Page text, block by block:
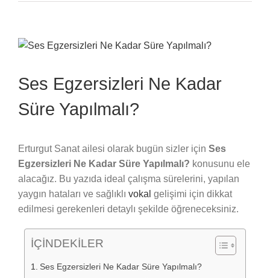
View
Ses Egzersizleri Ne Kadar
Süre Yapılmalı?
Erturgut Sanat ailesi olarak bugün sizler için Ses
Egzersizleri Ne Kadar Süre Yapılmalı? konusunu ele
alacağız. Bu yazıda ideal çalışma sürelerini, yapılan
yaygın hataları ve sağlıklı vokal gelişimi için dikkat
edilmesi gerekenleri detaylı şekilde öğreneceksiniz.
İÇİNDEKİLER
Ses Egzersizleri Ne Kadar Süre Yapılmalı?